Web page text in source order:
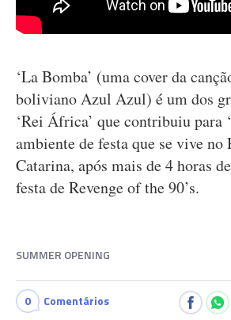
‘La Bomba’ (uma cover da
boliviano Azul Azul) é um dos
‘Rei África’ que contribuiu para
ambiente de festa que se vive no
Catarina, após mais de 4 horas
festa de Revenge of the 90’s.
SUMMER OPENING
0 Comentários